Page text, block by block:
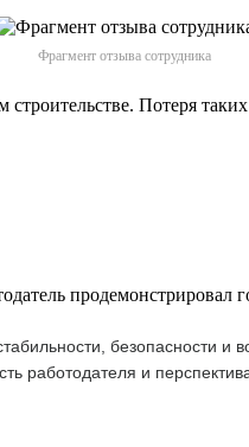
Фрагмент отзыва сотрудника
Потеря
продемонстрировал
работодателя и